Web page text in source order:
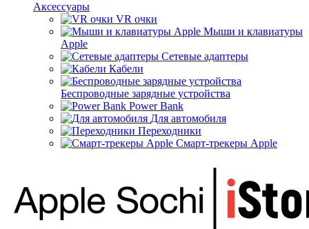
Аксессуары
VR очки
Мыши и клавиатуры
Apple
Сетевые адаптеры
Кабели
Беспроводные зарядные устройства
Power Bank
Для автомобиля
Переходники
Смарт-трекеры Apple